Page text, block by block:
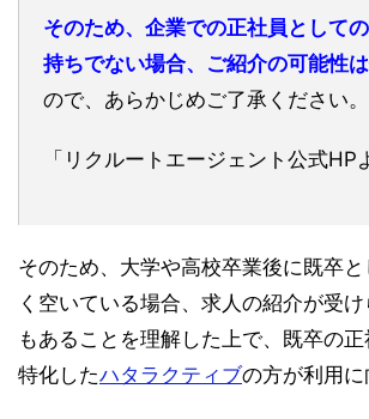
そのため、企業での正社員として
持ちでない場合、ご紹介の可能性
ので、あらかじめご了承ください。
「リクルートエージェント公式HP
そのため、大学や高校卒業後に既卒
く空いている場合、求人の紹介が受
もあることを理解した上で、既卒の
特化したハタラクティブの方が利用に